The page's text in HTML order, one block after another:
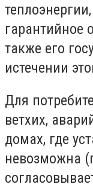
гарантийное
также его
истечении
Для
ветхих,
домах, где
невозможна